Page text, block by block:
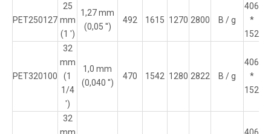
PET250127
25
mm
(1 ')
1,27 mm
(0,05 '')
492 1615 1270 2800 B / g
406
*
152
PET320100
32
mm
(1
1/4
')
1,0 mm
(0,040 '')
470 1542 1280 2822 B / g
406
*
152
32